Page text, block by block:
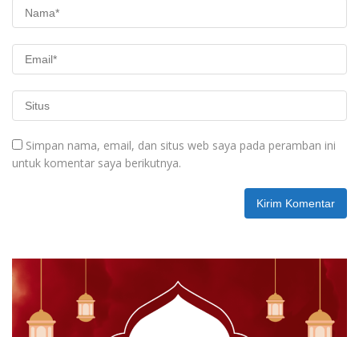
Simpan nama, email, dan situs web saya pada peramban ini
untuk komentar saya berikutnya.